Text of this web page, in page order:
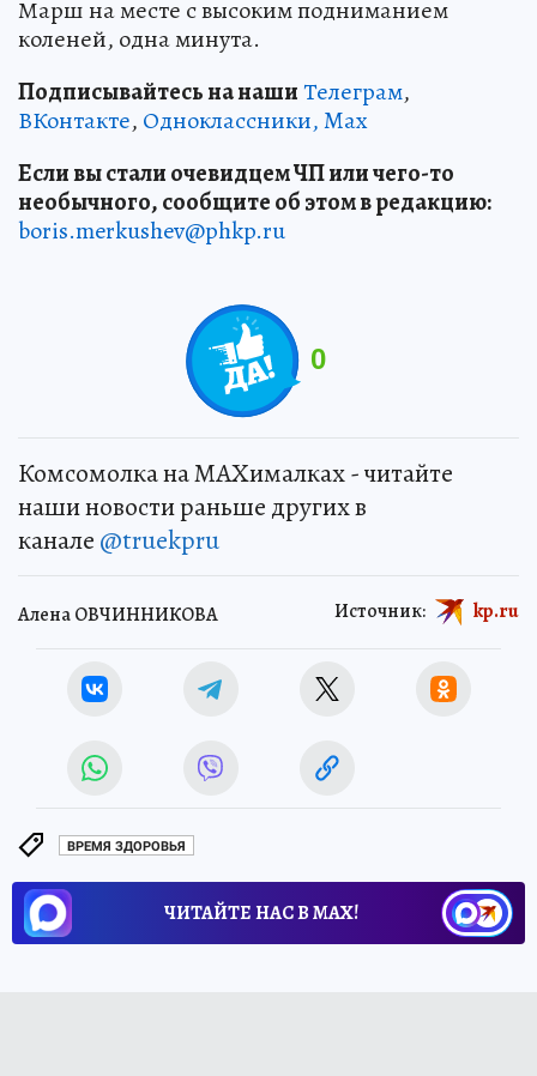
Марш на месте с высоким подниманием
коленей, одна минута.
Подписывайтесь на нашиТелеграм,
ВКонтакте, Одноклассники,Max
Если вы стали очевидцем ЧП или чего-то
необычного, сообщите об этом в редакцию:
boris.merkushev@phkp.ru
0
Комсомолка на MAXималках - читайте
наши новости раньше других в
канале @truekpru
Алена ОВЧИННИКОВА Источник: kp.ru
ВРЕМЯ ЗДОРОВЬЯ
ЧИТАЙТЕ НАС В МАХ!